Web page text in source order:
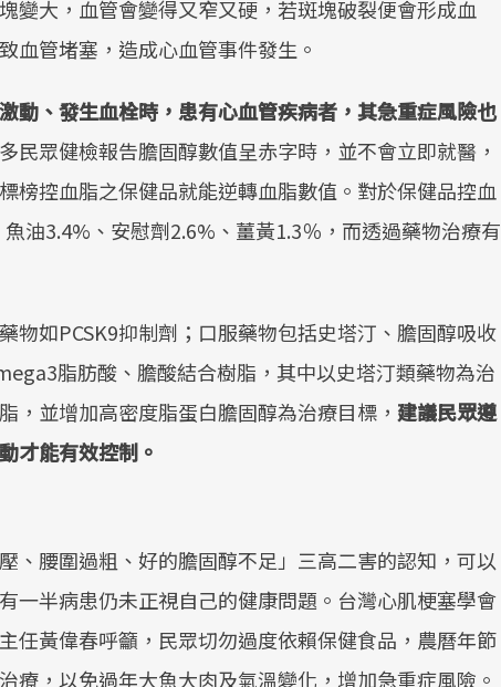
變大，血管會變得又窄又硬，若斑塊破裂便會形成血
血管堵塞，造成心血管事件發生。
動、發生血栓時，患有心血管疾病者，其急重症風險也
民眾健檢報告膽固醇數值呈赤字時，並不會立即就醫，
榜控血脂之保健品就能逆轉血脂數值。對於保健品控血
油3.4%、安慰劑2.6%、薑黃1.3％，而透過藥物治療有
物如PCSK9抑制劑；口服藥物包括史塔汀、膽固醇吸收
脂肪酸、膽酸結合樹脂，其中以史塔汀類藥物為治
，並增加高密度脂蛋白膽固醇為治療目標， 建議民眾遵
才能有效控制。
、腰圍過粗、好的膽固醇不足」三高二害的認知，可以
一半病患仍未正視自己的健康問題。台灣心肌梗塞學會
任黃偉春呼籲，民眾切勿過度依賴保健食品，農曆年節
療，以免過年大魚大肉及氣溫變化，增加急重症風險。